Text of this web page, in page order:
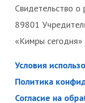
Свидетельство
89801
«Кимры сегодня»
Условия
Политика
Согласие на